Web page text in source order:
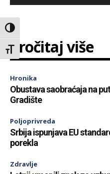
Toggle High Contrast
Toggle Font size
Pročitaj više
Hronika
Obustava saobraćaja na
Gradište
Poljoprivreda
Srbija ispunjava EU
porekla
Zdravlje